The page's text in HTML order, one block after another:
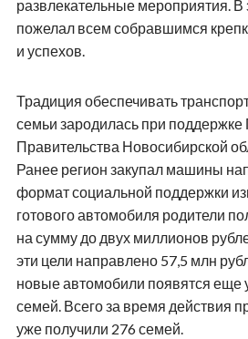
развлекательные мероприятия. В
пожелал всем собравшимся
и успехов.
Традиция обеспечивать
семьи зародилась при поддержке
Правительства Новосибирской
Ранее регион закупал машины
формат социальной поддержки
готового автомобиля родители
на сумму до двух миллионов
эти цели направлено 57,5 млн
новые автомобили появятся еще
семей. Всего за время действия
уже получили 276 семей.